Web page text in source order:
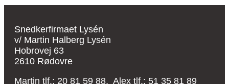
Snedkerfirmaet Lysén
v/ Martin Halberg Lysén
Hobrovej 63
2610 Rødovre
Martin tlf.: 20 81 59 88, Alex tlf.: 51 35 81 89